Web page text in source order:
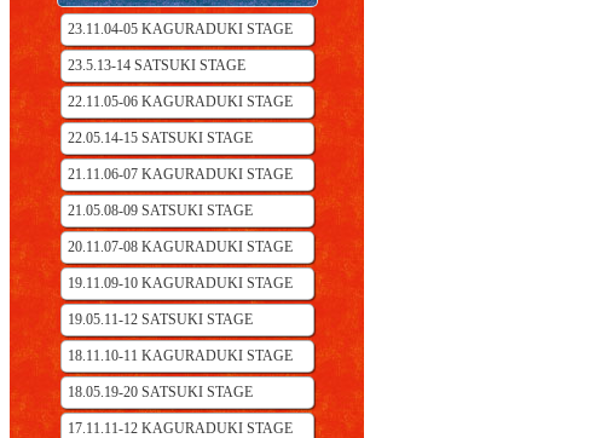
23.11.04-05 KAGURADUKI STAGE
23.5.13-14 SATSUKI STAGE
22.11.05-06 KAGURADUKI STAGE
22.05.14-15 SATSUKI STAGE
21.11.06-07 KAGURADUKI STAGE
21.05.08-09 SATSUKI STAGE
20.11.07-08 KAGURADUKI STAGE
19.11.09-10 KAGURADUKI STAGE
19.05.11-12 SATSUKI STAGE
18.11.10-11 KAGURADUKI STAGE
18.05.19-20 SATSUKI STAGE
17.11.11-12 KAGURADUKI STAGE